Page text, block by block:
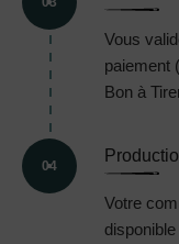
Vous
paiement
Bon à
04
Votre